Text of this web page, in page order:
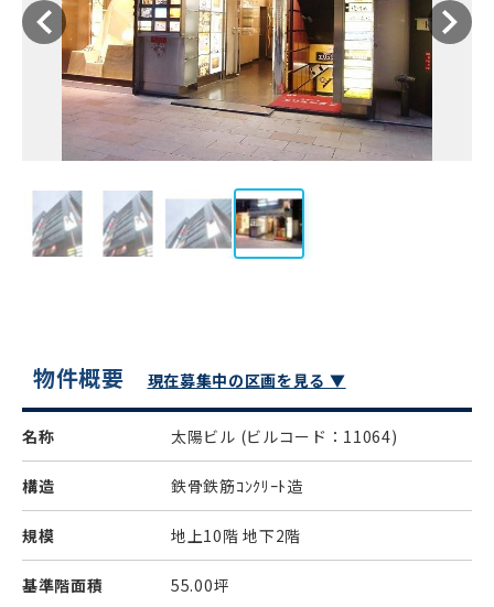
物件概要 現在募集中の区画を見る ▼
名称 太陽ビル (ビルコード：11064)
構造 鉄骨鉄筋ｺﾝｸﾘｰﾄ造
規模 地上10階 地下2階
基準階面積 55.00坪